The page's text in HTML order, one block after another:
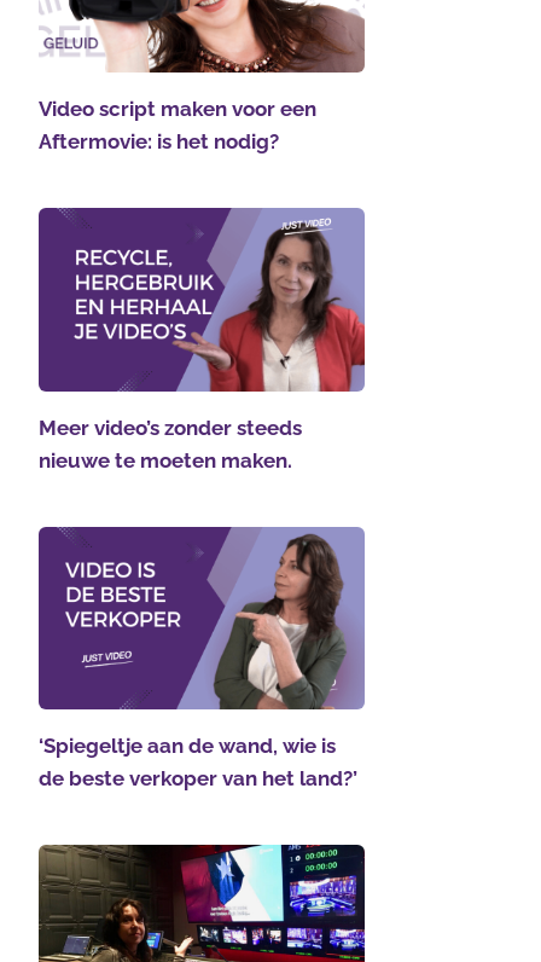
Video script maken voor een
Aftermovie: is het nodig?
Meer video’s zonder steeds
nieuwe te moeten maken.
‘Spiegeltje aan de wand, wie is
de beste verkoper van het land?’